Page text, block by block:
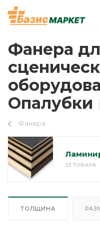
Фанера
Опалубки
Фанера
33 ТОВАРА
ТОЛЩИНА